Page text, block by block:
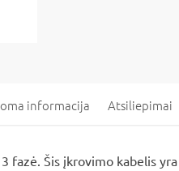
informacija Atsiliepimai
fazė. Šis įkrovimo kabelis